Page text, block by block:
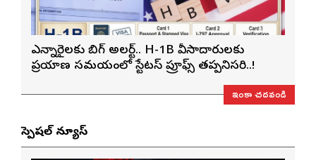
ఎన్నారైలకు బిగ్ అలర్ట్.. H-1B వీసాదారులకు
ప్రయాణ సమయంలో స్టేటస్ ప్రూఫ్స్ తప్పనిసరి..!
ఇంకా చదవండి
స్పెషల్ న్యూస్